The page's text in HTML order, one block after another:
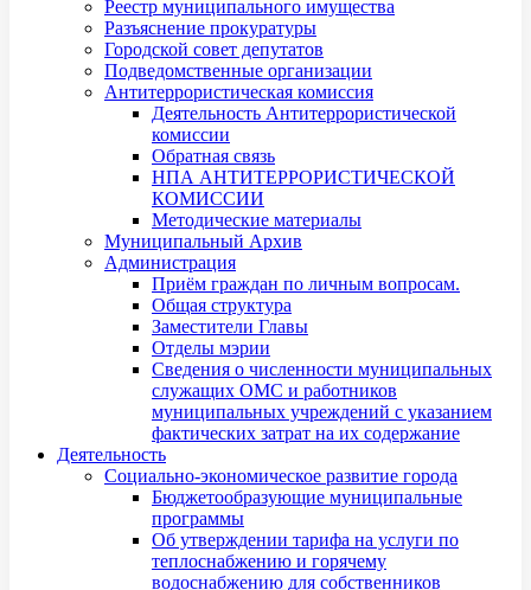
Реестр муниципального имущества
Разъяснение прокуратуры
Городской совет депутатов
Подведомственные организации
Антитеррористическая комиссия
Деятельность Антитеррористической
комиссии
Обратная связь
НПА АНТИТЕРРОРИСТИЧЕСКОЙ
КОМИССИИ
Методические материалы
Муниципальный Архив
Администрация
Приём граждан по личным вопросам.
Общая структура
Заместители Главы
Отделы мэрии
Сведения о численности муниципальных
служащих ОМС и работников
муниципальных учреждений с указанием
фактических затрат на их содержание
Деятельность
Социально-экономическое развитие города
Бюджетообразующие муниципальные
программы
Об утверждении тарифа на услуги по
теплоснабжению и горячему
водоснабжению для собственников